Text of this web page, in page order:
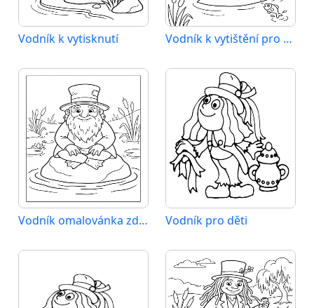
Vodník k vytisknutí Vodník k vytištění pro děti
Vodník omalovánka zdarma Vodník pro děti